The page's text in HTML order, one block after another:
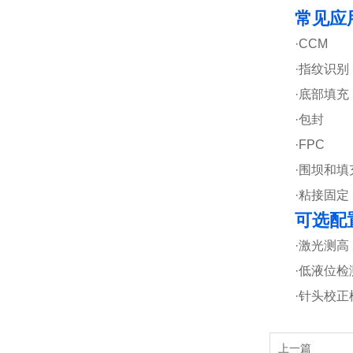
常见应
·CCM
·指纹识别
·底部填充
·包封
·FPC
·围坝和填
·粘接固定
可选配
·激光测高
·低液位检
·针头校正
上一篇